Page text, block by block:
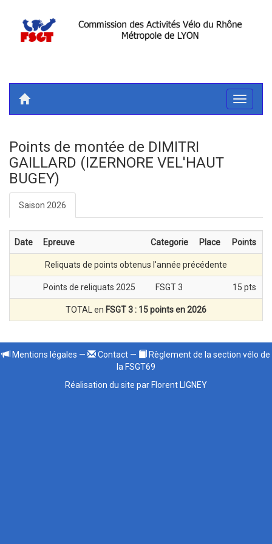
Toggle
Points de montée de DIMITRI
GAILLARD (IZERNORE VEL'HAUT
BUGEY)
Saison 2026
Date Epreuve Categorie Place Points
Reliquats de points obtenus l'année précédente
Points de reliquats 2025 FSGT 3 15 pts
TOTAL en FSGT 3 : 15 points en 2026
Mentions légales — Contact —
Règlement de la section vélo de
la FSGT69
Réalisation du site par Florent LIGNEY